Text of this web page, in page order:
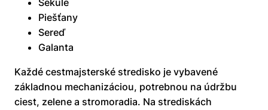
Sekule
Piešťany
Sereď
Galanta
Každé cestmajsterské stredisko je vybavené
základnou mechanizáciou, potrebnou na údržbu
ciest, zelene a stromoradia. Na strediskách